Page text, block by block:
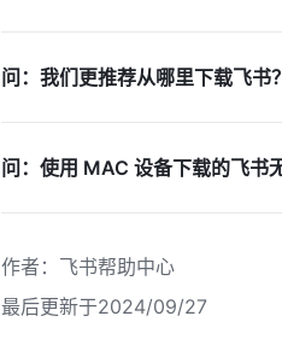
问：我们更推荐从哪里下载飞书？
问：使用 MAC 设备下载的飞书
作者 ： 飞书帮助中心
最后更新于2024/09/27